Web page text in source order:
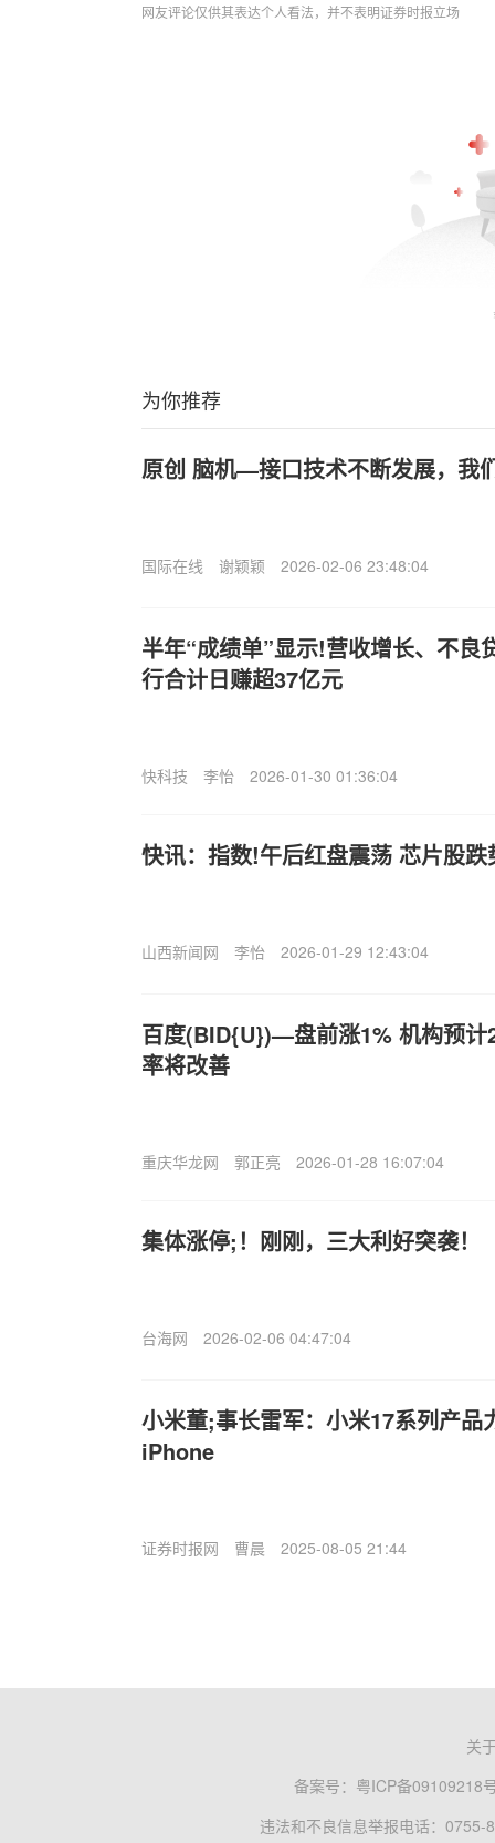
网友评论仅供其表达个人看法，并不表明证券时报立场
为你推荐
原创 脑机—接口技术不断发展，我
国际在线 谢颖颖 2026-02-06 23:48:04
半年“成绩单”显示!营收增长、不良
行合计日赚超37亿元
快科技 李怡 2026-01-30 01:36:04
快讯：指数!午后红盘震荡 芯片股跌
山西新闻网 李怡 2026-01-29 12:43:04
百度(BID{U})—盘前涨1% 机构预计
率将改善
重庆华龙网 郭正亮 2026-01-28 16:07:04
集体涨停;！刚刚，三大利好突袭！
台海网 2026-02-06 04:47:04
小米董;事长雷军：小米17系列产品
iPhone
证券时报网 曹晨 2025-08-05 21:44
关
备案号： 粤ICP备09109218
违法和不良信息举报电话：0755-